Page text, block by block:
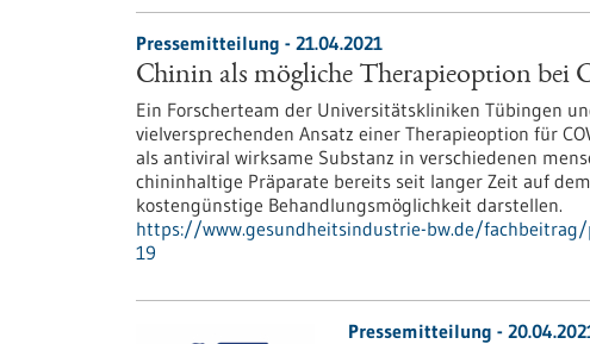
Pressemitteilung - 21.04.2021
Chinin als mögliche Therapieoption bei
Ein Forscherteam der Universitätskliniken Tübingen
vielversprechenden Ansatz einer Therapieoption für
als antiviral wirksame Substanz in verschiedenen
chininhaltige Präparate bereits seit langer Zeit auf
kostengünstige Behandlungsmöglichkeit darstellen.
https://www.gesundheitsindustrie-bw.de/
19
Pressemitteilung -